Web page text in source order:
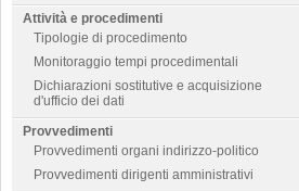
Attività e procedimenti
Tipologie di procedimento
Monitoraggio tempi procedimentali
Dichiarazioni sostitutive e acquisizione
d'ufficio dei dati
Provvedimenti
Provvedimenti organi indirizzo-politico
Provvedimenti dirigenti amministrativi